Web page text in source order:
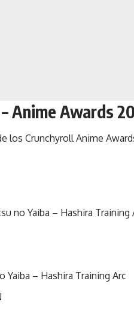
Anime Awards
los Crunchyroll Anime
no Yaiba – Hashira Training
Yaiba – Hashira Training Arc